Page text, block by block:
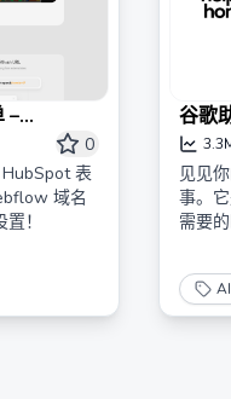
–
0
表
域名
！
谷歌
见见
事。
需要